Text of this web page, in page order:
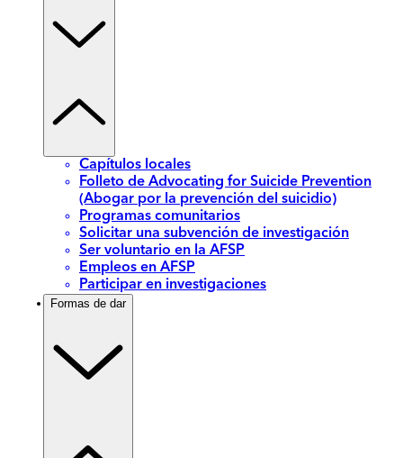
Capítulos locales
Folleto de Advocating for Suicide Prevention
(Abogar por la prevención del suicidio)
Programas comunitarios
Solicitar una subvención de investigación
Ser voluntario en la AFSP
Empleos en AFSP
Participar en investigaciones
Formas de dar